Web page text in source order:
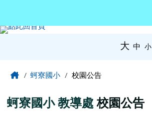
大 中 小
Home蚵寮國小 校園公告
蚵寮國小教導處校園公告